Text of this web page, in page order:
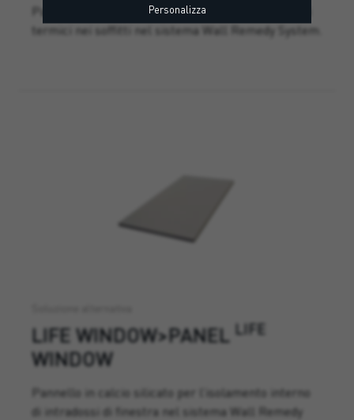
Pannello in calcio silicato per l’isolamento di ponti
termici nei soffitti nel sistema Wall Remedy System.
LIFE WINDOW>PANEL LIFE
WINDOW
Pannello in calcio silicato per l’isolamento interno
di intradossi di finestra nel sistema Wall Remedy
Personalizza